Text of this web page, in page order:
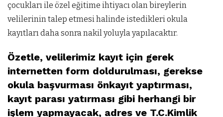
çocukları ile özel eğitime ihtiyacı olan bireylerin
velilerinin talep etmesi halinde istedikleri okula
kayıtları daha sonra nakil yoluyla yapılacaktır.
Özetle, velilerimiz kayıt için gerek
internetten form doldurulması, gerekse
okula başvurması önkayıt yaptırması,
kayıt parası yatırması gibi herhangi bir
işlem yapmayacak, adres ve T.C.Kimlik